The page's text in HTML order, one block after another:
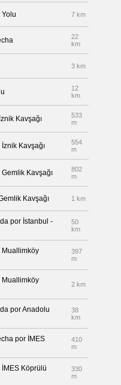
7 km
22
km
3 km
12
km
Kavşağı
533
m
Kavşağı
554
m
Kavşağı
802
m
Kavşağı 1 km
por İstanbul -
50
km
Muallimköy
397
m
Muallimköy
2 km
por Anadolu
38
km
por İMES
410
m
Köprülü
330
m